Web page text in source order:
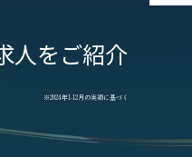
人をご紹介
※2024年1-12月の実績に基づく